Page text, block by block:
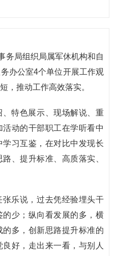
务局组织局属军休机构和自
办公室4个单位开展工作观
，推动工作高效落实。
特色展示、现场解说、重
动的干部职工在学听看中
习互鉴，在对比中发现长
、提升标准、高质落实、
乐说，过去凭经验埋头干
少；纵向看发展的多，横
多，创新思路提升标准的
好，走出来一看，与别人